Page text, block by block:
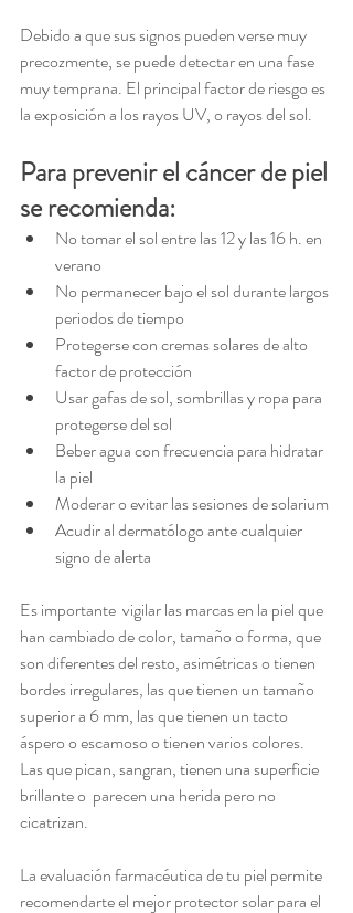
Debido a que sus signos pueden verse muy
precozmente, se puede detectar en una fase
muy temprana. El principal factor de riesgo es
la exposición a los rayos UV, o rayos del sol.
Para prevenir el cáncer de piel
se recomienda:
No tomar el sol entre las 12 y las 16 h. en
verano
No permanecer bajo el sol durante largos
periodos de tiempo
Protegerse con cremas solares de alto
factor de protección
Usar gafas de sol, sombrillas y ropa para
protegerse del sol
Beber agua con frecuencia para hidratar
la piel
Moderar o evitar las sesiones de solarium
Acudir al dermatólogo ante cualquier
signo de alerta
Es importante  vigilar las marcas en la piel que
han cambiado de color, tamaño o forma, que
son diferentes del resto, asimétricas o tienen
bordes irregulares, las que tienen un tamaño
superior a 6 mm, las que tienen un tacto
áspero o escamoso o tienen varios colores.
Las que pican, sangran, tienen una superficie
brillante o  parecen una herida pero no
cicatrizan.
La evaluación farmacéutica de tu piel permite
recomendarte el mejor protector solar para el